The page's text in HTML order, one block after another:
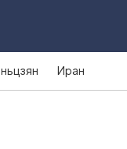
Иран